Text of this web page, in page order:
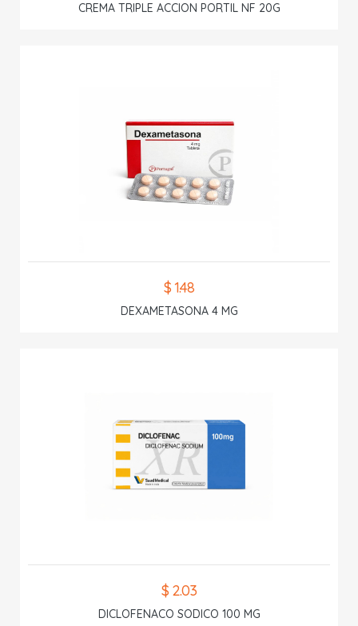
CREMA TRIPLE ACCION PORTIL NF 20G
$ 1.48
DEXAMETASONA 4 MG
$ 2.03
DICLOFENACO SODICO 100 MG